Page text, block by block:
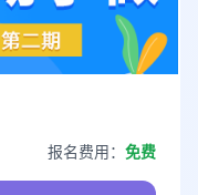
报名费用： 免费